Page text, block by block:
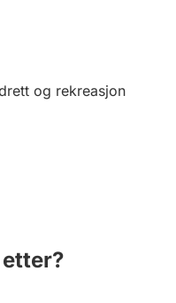
og rekreasjon